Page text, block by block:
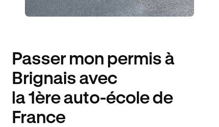
Passer mon permis à
Brignais avec
la 1ère auto-école de
France